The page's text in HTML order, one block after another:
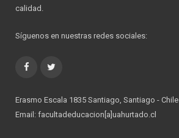
calidad.
Síguenos en nuestras redes sociales:
Facebook
Erasmo Escala 1835 Santiago, Santiago - Chile
Email: facultadeducacion[a]uahurtado.cl